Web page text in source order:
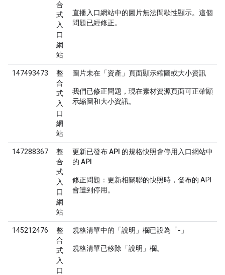
合
式
入
口
網
站
直播入口網站中的圖片無法間歇性顯示。這個
問題已經修正。
147493473
整
合
式
入
口
網
站
圖片未在「資產」頁面顯示縮圖或大小資訊
我們已修正問題，現在素材資源頁面可正確顯
示縮圖和大小資訊。
147288367
整
合
式
入
口
網
站
更新已發布 API 的規格快照會停用入口網站中
的 API
修正問題：更新相關聯的快照時，發布的 API
會遭到停用。
145212476
整
合
式
入
口
規格清單中的「說明」欄已設為「-」
規格清單已移除「說明」欄。